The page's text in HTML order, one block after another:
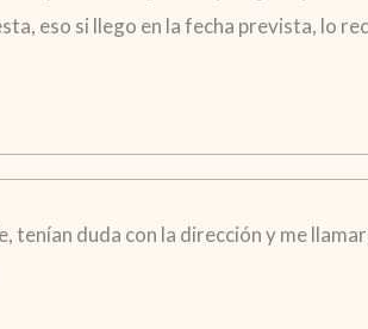
eso si llego en la fecha prevista, lo
duda con la dirección y me